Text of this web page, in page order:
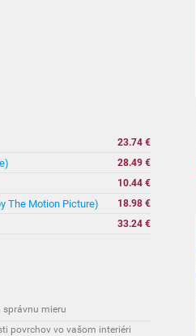
23.74 €
28.49 €
10.44 €
The Motion Picture) 18.98 €
33.24 €
správnu mieru
povrchov vo vašom interiéri